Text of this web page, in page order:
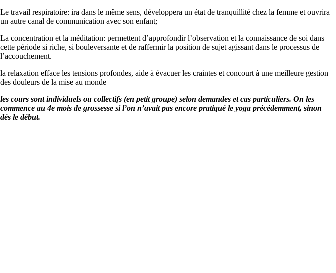
Le travail respiratoire: ira dans le même sens, développera un état de tranquillité chez la femme et ouvrira
un autre canal de communication avec son enfant;
La concentration et la méditation: permettent d’approfondir l’observation et la connaissance de soi dans
cette période si riche, si bouleversante et de raffermir la position de sujet agissant dans le processus de
l’accouchement.
la relaxation efface les tensions profondes, aide à évacuer les craintes et concourt à une meilleure gestion
des douleurs de la mise au monde
les cours sont individuels ou collectifs (en petit groupe) selon demandes et cas particuliers. On les
commence au 4e mois de grossesse si l’on n’avait pas encore pratiqué le yoga précédemment, sinon
dés le début.